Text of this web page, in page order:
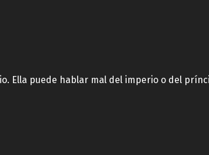
Ella puede hablar mal del imperio o del